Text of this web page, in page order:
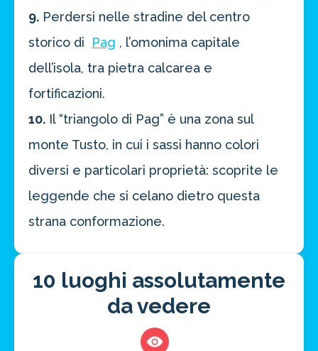
9. Perdersi nelle stradine del centro
storico di
Pag , l’omonima capitale
dell’isola, tra pietra calcarea e
fortificazioni.
10. Il “triangolo di Pag” è una zona sul
monte Tusto, in cui i sassi hanno colori
diversi e particolari proprietà: scoprite le
leggende che si celano dietro questa
strana conformazione.
10 luoghi assolutamente
da vedere